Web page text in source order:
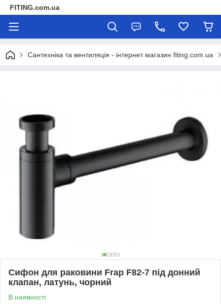
FITING.com.ua
Сантехніка та вентиляція - інтернет магазин fiting.com.ua
Сифон для раковини Frap F82-7 під донний
клапан, латунь, чорний
В наявності